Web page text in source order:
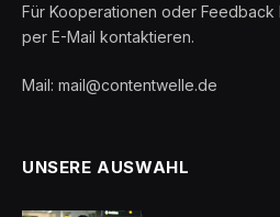
Für Kooperationen oder
per E-Mail kontaktieren.
Mail: mail@contentwelle.de
UNSERE AUSWAHL